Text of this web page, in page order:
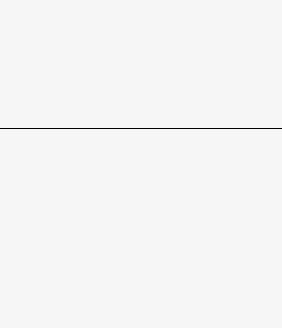
俞秀青因此將謝德
術〉、〈生命〉等
緯、打擊樂手
生命究竟如謝德慶